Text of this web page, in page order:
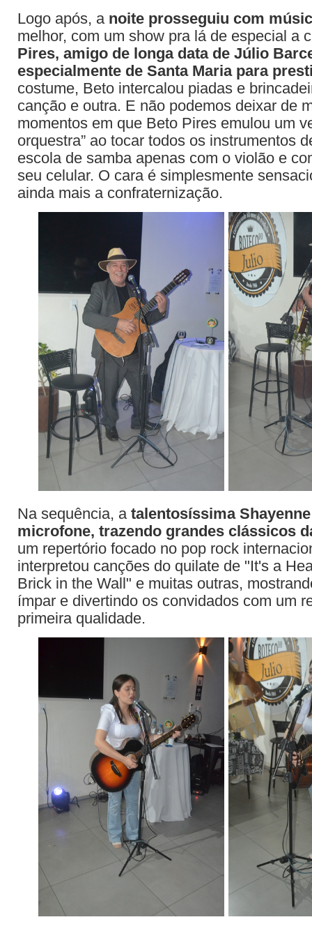
Logo após, anoite prosseguiu com
melhor, com um show pra lá de especial a
Pires, amigo de longa data de Júlio
especialmente de Santa Maria para
costume, Beto intercalou piadas e
canção e outra. E não podemos deixar de
momentos em que Beto Pires emulou um
orquestra” ao tocar todos os instrumentos
escola de samba apenas com o violão e
seu celular. O cara é simplesmente
ainda mais a confraternização.
Na sequência, atalentosíssima
microfone, trazendo grandes clássicos
um repertório focado no pop rock
interpretou canções do quilate de "It's a
Brick in the Wall" e muitas outras,
ímpar e divertindo os convidados com um
primeira qualidade.